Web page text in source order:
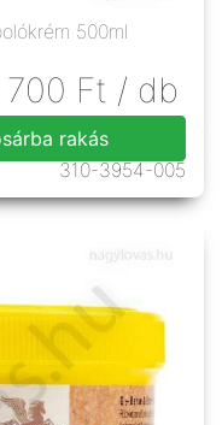
500ml
700 Ft / db
rakás
310-3954-005